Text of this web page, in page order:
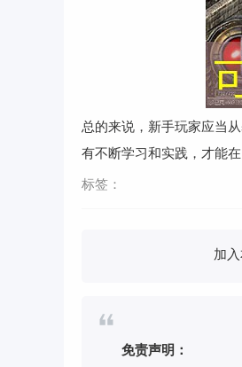
总的来说，新手玩家应当
有不断学习和实践，才能
标签：
加
免责声明：